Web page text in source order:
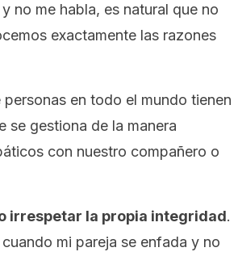
no me habla, es natural que no
exactamente las razones
en todo el mundo tienen
se gestiona de la manera
con nuestro compañero o
irrespetar la propia integridad.
mi pareja se enfada y no